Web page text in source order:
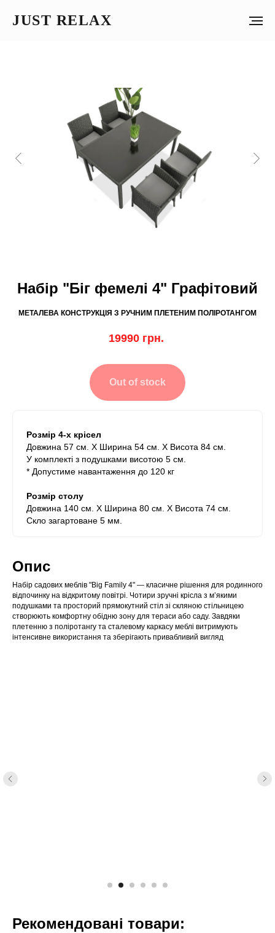
JUST RELAX
Набір "Біг фемелі 4" Графітовий
МЕТАЛЕВА КОНСТРУКЦІЯ З РУЧНИМ ПЛЕТЕНИМ ПОЛІРОТАНГОМ
19990 грн.
Out of stock
Розмір 4-х крісел
Довжина 57 см. Х Ширина 54 см. Х Висота 84 см.
У комплекті з подушками висотою 5 см.
* Допустиме навантаження до 120 кг
Розмір столу
Довжина 140 см. Х Ширина 80 см. Х Висота 74 см.
Скло загартоване 5 мм.
Опис
Набір садових меблів "Big Family 4" — класичне рішення для родинного
відпочинку на відкритому повітрі. Чотири зручні крісла з м’якими
подушками та просторий прямокутний стіл зі скляною стільницею
створюють комфортну обідню зону для тераси або саду. Завдяки
плетенню з поліротангу та сталевому каркасу меблі витримують
інтенсивне використання та зберігають привабливий вигляд
Рекомендовані товари: